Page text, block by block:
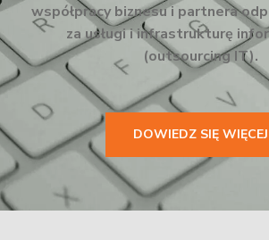
współpracy biznesu i partnera
za usługi i infrastrukturę
(outsourcing IT).
DOWIEDZ SIĘ WIĘCEJ